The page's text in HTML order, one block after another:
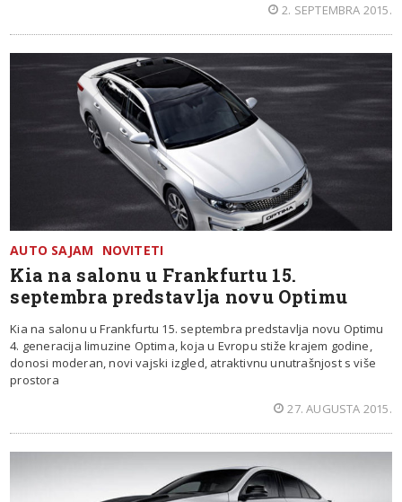
2. SEPTEMBRA 2015.
AUTO SAJAM NOVITETI
Kia na salonu u Frankfurtu 15.
septembra predstavlja novu Optimu
Kia na salonu u Frankfurtu 15. septembra predstavlja novu Optimu
4. generacija limuzine Optima, koja u Evropu stiže krajem godine,
donosi moderan, novi vajski izgled, atraktivnu unutrašnjost s više
prostora
27. AUGUSTA 2015.